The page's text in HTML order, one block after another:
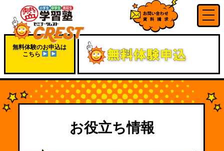
無料体験のお申込は
こちら
お役立ち情報